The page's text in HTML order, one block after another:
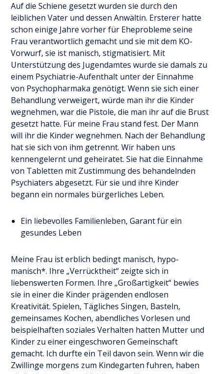
Auf die Schiene gesetzt wurden sie durch den
leiblichen Vater und dessen Anwältin. Ersterer hatte
schon einige Jahre vorher für Eheprobleme seine
Frau verantwortlich gemacht und sie mit dem KO-
Vorwurf, sie ist manisch, stigmatisiert. Mit
Unterstützung des Jugendamtes wurde sie damals zu
einem Psychiatrie-Aufenthalt unter der Einnahme
von Psychopharmaka genötigt. Wenn sie sich einer
Behandlung verweigert, würde man ihr die Kinder
wegnehmen, war die Pistole, die man ihr auf die Brust
gesetzt hatte. Für meine Frau stand fest. Der Mann
will ihr die Kinder wegnehmen. Nach der Behandlung
hat sie sich von ihm getrennt. Wir haben uns
kennengelernt und geheiratet. Sie hat die Einnahme
von Tabletten mit Zustimmung des behandelnden
Psychiaters abgesetzt. Für sie und ihre Kinder
begann ein normales bürgerliches Leben.
Ein liebevolles Familienleben, Garant für ein
gesundes Leben
Meine Frau ist erblich bedingt manisch, hypo-
manisch*. Ihre „Verrücktheit“ zeigte sich in
liebenswerten Formen. Ihre „Großartigkeit“ bewies
sie in einer die Kinder prägenden endlosen
Kreativität. Spielen, Tägliches Singen, Basteln,
gemeinsames Kochen, abendliches Vorlesen und
beispielhaften soziales Verhalten hatten Mutter und
Kinder zu einer eingeschworen Gemeinschaft
gemacht. Ich durfte ein Teil davon sein. Wenn wir die
Zwillinge morgens zum Kindegarten fuhren, haben